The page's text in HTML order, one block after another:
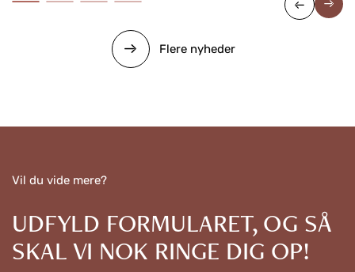
Flere nyheder
Vil du vide mere?
UDFYLD FORMULARET, OG SÅ
SKAL VI NOK RINGE DIG OP!